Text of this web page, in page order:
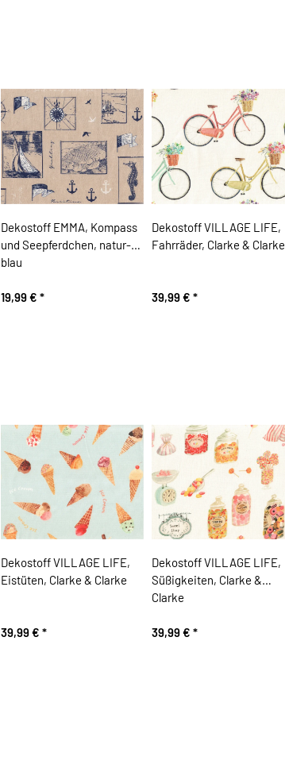
Dekostoff EMMA, Kompass
und Seepferdchen, natur-
blau
19,99 € *
Dekostoff VILLAGE LIFE,
Fahrräder, Clarke & Clarke
39,99 € *
Dekostoff VILLAGE LIFE,
Eistüten, Clarke & Clarke
39,99 € *
Dekostoff VILLAGE LIFE,
Süßigkeiten, Clarke &
Clarke
39,99 € *